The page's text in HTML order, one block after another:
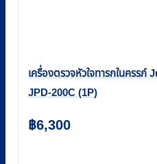
เครื่องตรวจหัวใจทารกในครร
JPD-200C (1P)
฿6,300